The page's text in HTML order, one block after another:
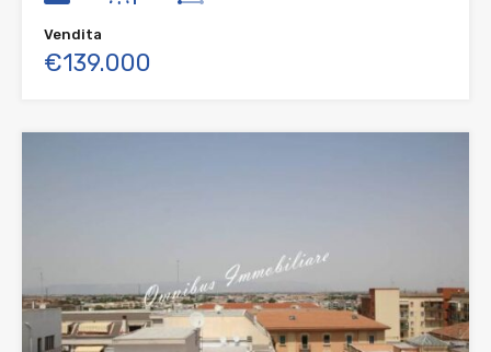
Vendita
€139.000